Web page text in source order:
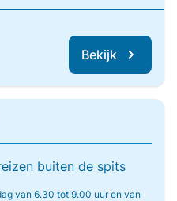
Bekijk
buiten de spits
van 6.30 tot 9.00 uur en van